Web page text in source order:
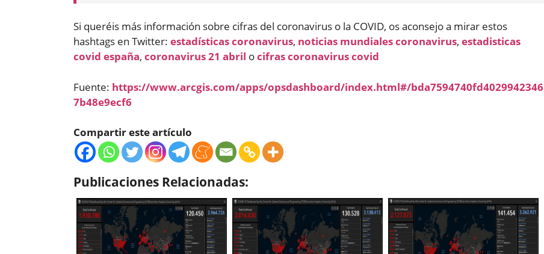
Si queréis más información sobre cifras del coronavirus o la COVID, os aconsejo a mirar estos
hashtags en Twitter: estadísticas coronavirus, noticias mundiales coronavirus, estadisticas
covid españa, coronavirus 21 abril ocifras coronavirus covid
Fuente: https://www.arcgis.com/apps/opsdashboard/index.html#/bda7594740fd4029942346
7b48e9ecf6
Compartir este artículo
Publicaciones Relacionadas: